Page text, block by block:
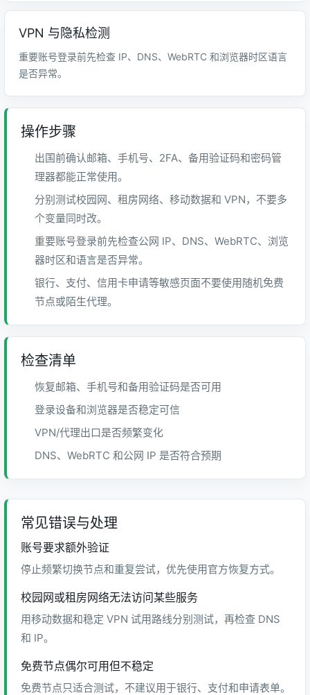
VPN 与隐私检测
重要账号登录前先检查 IP、DNS、WebRTC 和浏览器时区语言
是否异常。
操作步骤
出国前确认邮箱、手机号、2FA、备用验证码和密码管
理器都能正常使用。
分别测试校园网、租房网络、移动数据和 VPN，不要多
个变量同时改。
重要账号登录前先检查公网 IP、DNS、WebRTC、浏览
器时区和语言是否异常。
银行、支付、信用卡申请等敏感页面不要使用随机免费
节点或陌生代理。
检查清单
恢复邮箱、手机号和备用验证码是否可用
登录设备和浏览器是否稳定可信
VPN/代理出口是否频繁变化
DNS、WebRTC 和公网 IP 是否符合预期
常见错误与处理
账号要求额外验证
停止频繁切换节点和重复尝试，优先使用官方恢复方式。
校园网或租房网络无法访问某些服务
用移动数据和稳定 VPN 试用路线分别测试，再检查 DNS
和 IP。
免费节点偶尔可用但不稳定
免费节点只适合测试，不建议用于银行、支付和申请表单。